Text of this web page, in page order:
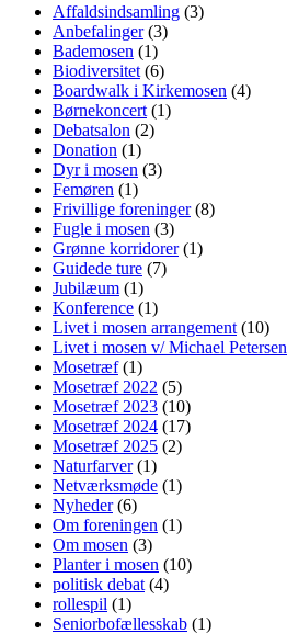
Affaldsindsamling (3)
Anbefalinger(3)
Bademosen (1)
Biodiversitet (6)
Boardwalk i Kirkemosen (4)
Børnekoncert (1)
Debatsalon (2)
Donation (1)
Dyr i mosen (3)
Femøren (1)
Frivillige foreninger(8)
Fugle i mosen (3)
Grønne korridorer(1)
Guidede ture (7)
Jubilæum (1)
Konference (1)
Livet i mosen arrangement (10)
Livet i mosen v/ Michael Petersen
Mosetræf(1)
Mosetræf 2022 (5)
Mosetræf 2023 (10)
Mosetræf 2024 (17)
Mosetræf 2025 (2)
Naturfarver(1)
Netværksmøde (1)
Nyheder(6)
Om foreningen (1)
Om mosen (3)
Planter i mosen (10)
politisk debat (4)
rollespil (1)
Seniorbofællesskab (1)